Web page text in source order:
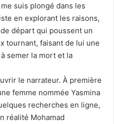
suis plongé dans les
en explorant les raisons,
départ qui poussent un
tournant, faisant de lui une
semer la mort et la
le narrateur. À première
femme nommée Yasmina
recherches en ligne,
réalité Mohamad